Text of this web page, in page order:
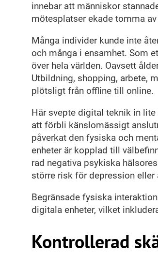
innebar att människor
mötesplatser ekade tomma
Många individer kunde inte
och många i ensamhet. Som
över hela världen. Oavsett
Utbildning, shopping, arbete,
plötsligt från offline till online.
Här svepte digital teknik in
att förbli känslomässigt
påverkat den fysiska och
enheter är kopplad till
rad negativa psykiska
större risk för depression eller
Begränsade fysiska
digitala enheter, vilket
Kontrollerad